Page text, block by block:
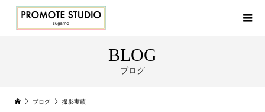
BLOG
ブログ
ブログ 撮影実績